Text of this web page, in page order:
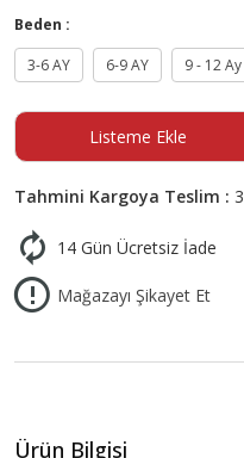
Beden :
3-6 AY
6-9 AY 9 - 12 Ay
Listeme Ekle
Tahmini Kargoya Teslim :
14 Gün Ücretsiz İade
Mağazayı Şikayet Et
Ürün Bilgisi